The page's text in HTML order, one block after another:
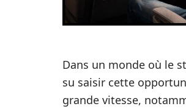
Dans un monde où le
su saisir cette
grande vitesse,